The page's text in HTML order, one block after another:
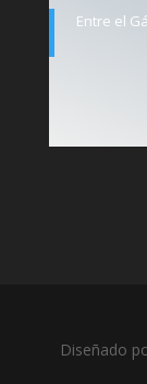
Entre el
Diseñado